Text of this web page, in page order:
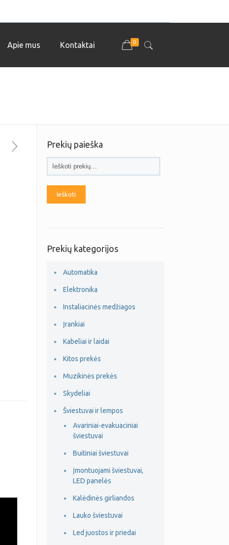
Apie mus Kontaktai 0
Prekių paieška
Ieškoti
Prekių kategorijos
Automatika
Elektronika
Instaliacinės medžiagos
Įrankiai
Kabeliai ir laidai
Kitos prekės
Muzikinės prekės
Skydeliai
Šviestuvai ir lempos
Avariniai-evakuaciniai
šviestuvai
Buitiniai šviestuvai
Įmontuojami šviestuvai,
LED panelės
Kalėdinės girliandos
Lauko šviestuvai
Led juostos ir priedai